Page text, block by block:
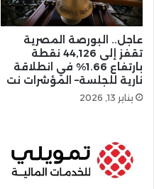
عاجل.. البورصة المصرية
تقفز إلى 44,126 نقطة
بارتفاع 1.66% في انطلاقة
نارية للجلسة– المؤشرات نت
يناير 13, 2026